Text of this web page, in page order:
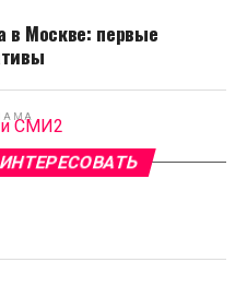
в Москве: первые
СМИ2